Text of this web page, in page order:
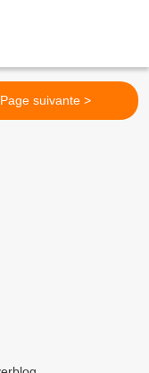
Page suivante >